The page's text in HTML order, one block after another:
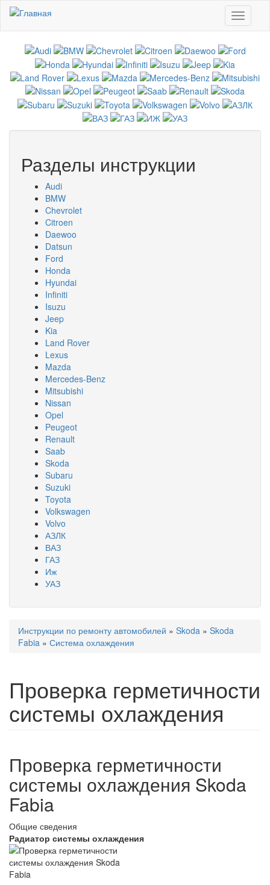
Перейти к основному содержанию
Toggle
Разделы инструкции
Audi
BMW
Chevrolet
Citroen
Daewoo
Datsun
Ford
Honda
Hyundai
Infiniti
Isuzu
Jeep
Kia
Land Rover
Lexus
Mazda
Mercedes-Benz
Mitsubishi
Nissan
Opel
Peugeot
Renault
Saab
Skoda
Subaru
Suzuki
Toyota
Volkswagen
Volvo
АЗЛК
ВАЗ
ГАЗ
Иж
УАЗ
Вы здесь
Инструкции по ремонту автомобилей » Skoda » Skoda
Fabia » Система охлаждения
Проверка герметичности
системы охлаждения
Проверка герметичности
системы охлаждения Skoda
Fabia
Общие сведения
Радиатор системы охлаждения